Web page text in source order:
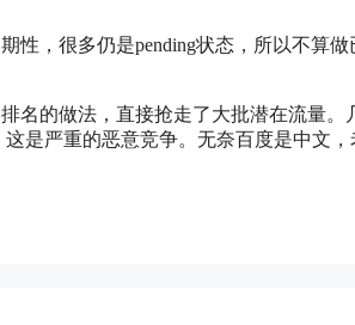
性，很多仍是pending状态，所以不算做
名的做法，直接抢走了大批潜在流量。
这是严重的恶意竞争。无奈百度是中文，